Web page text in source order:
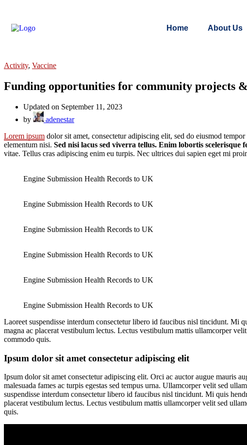
Home About Us
Activity, Vaccine
Funding opportunities for community projects
Updated on September 11, 2023
by
adenestar
Lorem ipsum dolor sit amet, consectetur adipiscing elit, sed do eiusmod
elementum nisi. Sed nisi lacus sed viverra tellus. Enim lobortis scelerisque
vitae. Tellus cras adipiscing enim eu turpis. Nec ultrices dui sapien eget mi
Engine Submission Health Records to UK
Engine Submission Health Records to UK
Engine Submission Health Records to UK
Engine Submission Health Records to UK
Engine Submission Health Records to UK
Engine Submission Health Records to UK
Laoreet suspendisse interdum consectetur libero id faucibus nisl tincidunt. Mi
magna ac placerat vestibulum lectus. Lectus vestibulum mattis ullamcorper
commodo quis.
Ipsum dolor sit amet consectetur adipiscing elit
Ipsum dolor sit amet consectetur adipiscing elit. Orci ac auctor augue mauris
malesuada fames ac turpis egestas sed tempus urna. Ullamcorper velit sed
suspendisse interdum consectetur libero id faucibus nisl tincidunt. Mi quis
placerat vestibulum lectus. Lectus vestibulum mattis ullamcorper velit sed
quis.